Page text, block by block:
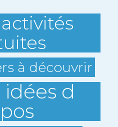
à découvrir
d